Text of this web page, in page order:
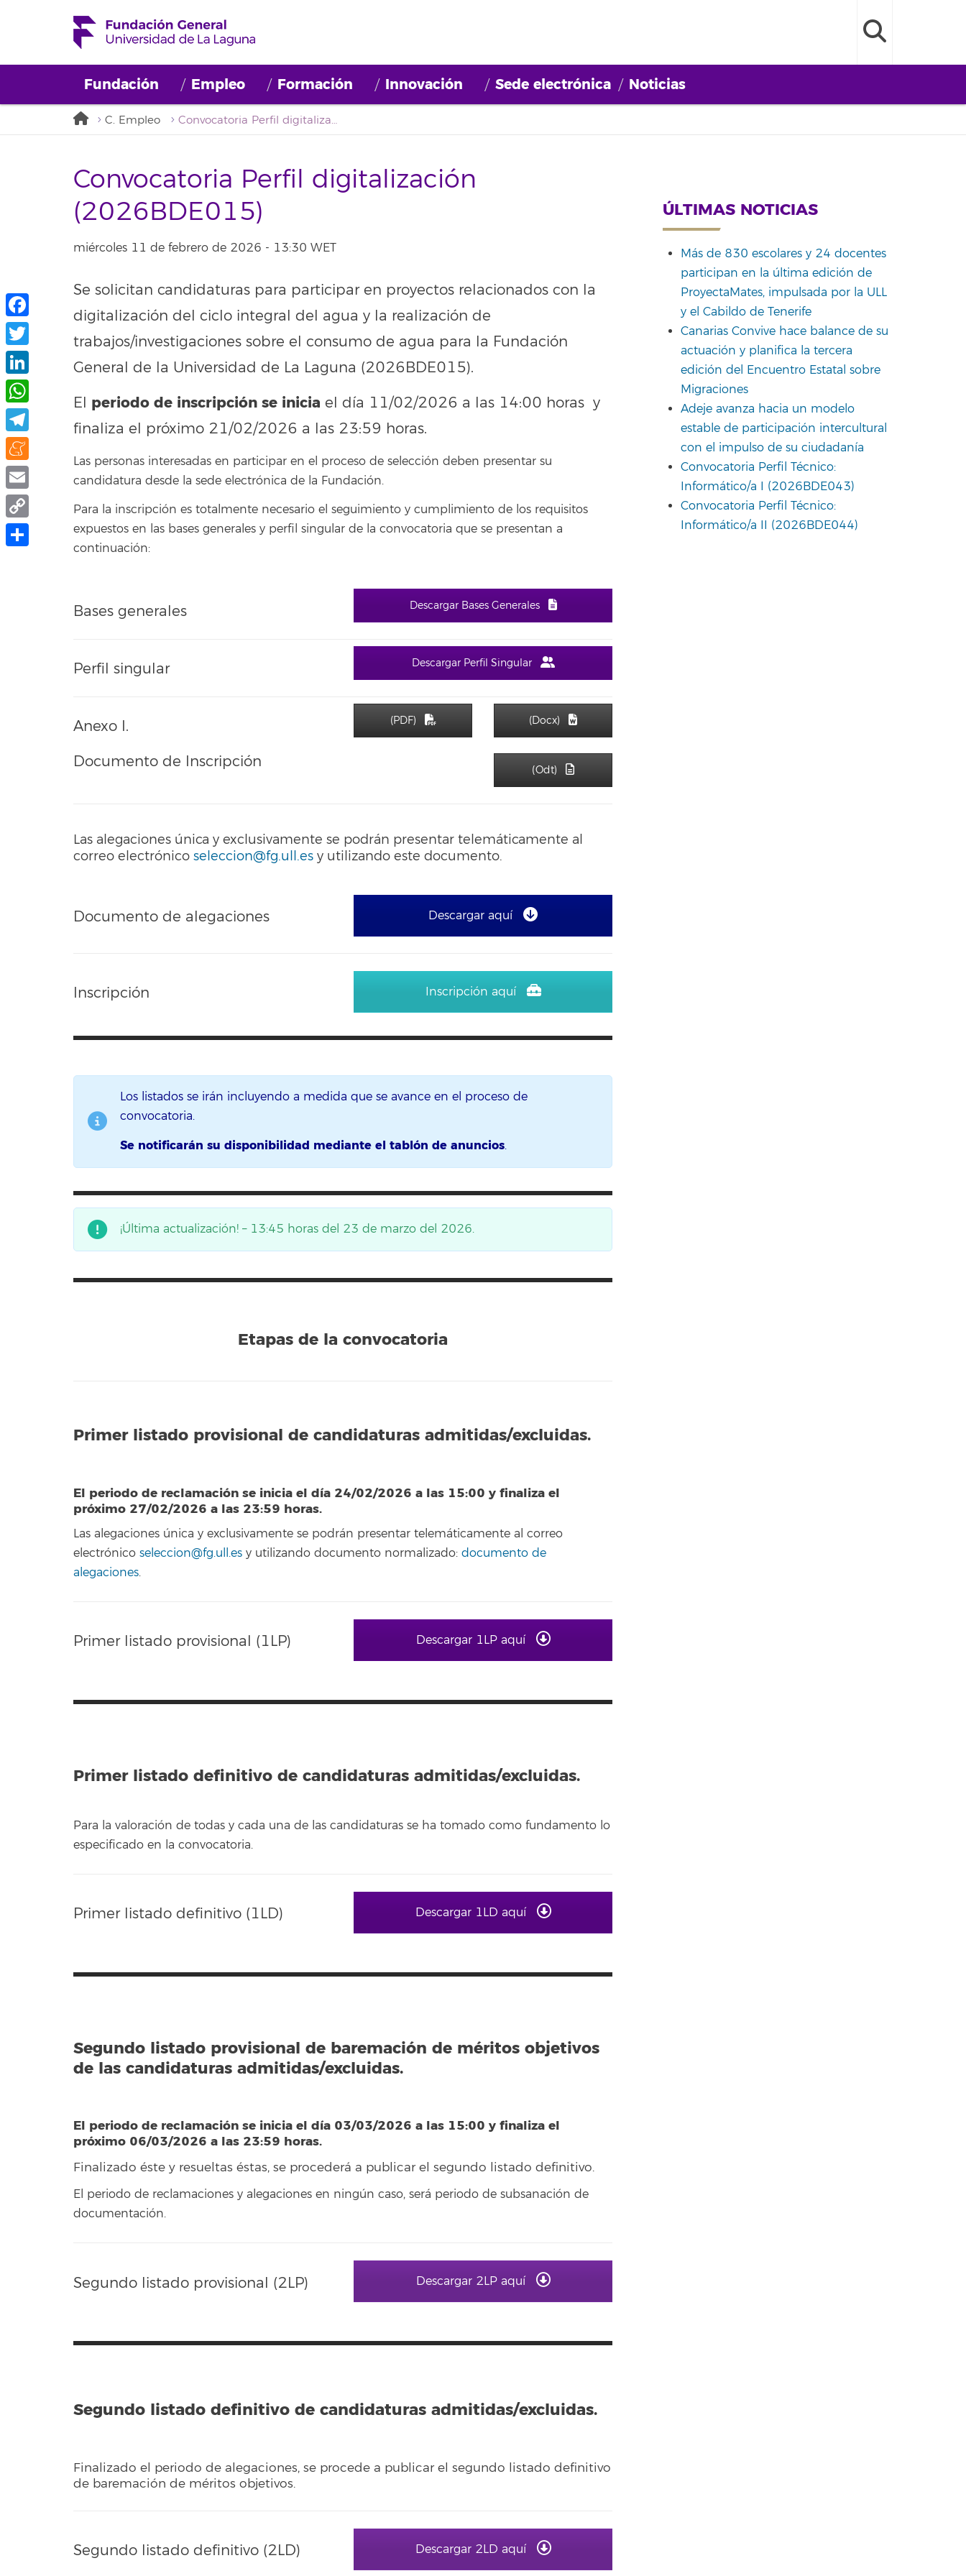
Fundación Empleo Formación Innovación Sede electrónica Noticias
C. Empleo Convocatoria Perfil digitalización (2026BDE015)
Convocatoria Perfil digitalización
(2026BDE015)
miércoles 11 de febrero de 2026 - 13:30 WET
Se solicitan candidaturas para participar en proyectos relacionados con la
digitalización del ciclo integral del agua y la realización de
trabajos/investigaciones sobre el consumo de agua para la Fundación
General de la Universidad de La Laguna (2026BDE015).
El periodo de inscripción se inicia el día 11/02/2026 a las 14:00 horas y
finaliza el próximo 21/02/2026 a las 23:59 horas.
Las personas interesadas en participar en el proceso de selección deben presentar su
candidatura desde la sede electrónica de la Fundación.
Para la inscripción es totalmente necesario el seguimiento y cumplimiento de los requisitos
expuestos en las bases generales y perfil singular de la convocatoria que se presentan a
continuación:
Bases generales Descargar Bases Generales
Perfil singular Descargar Perfil Singular
Anexo I.
Documento de Inscripción
(PDF) (Docx)
(Odt)
Las alegaciones única y exclusivamente se podrán presentar telemáticamente al
correo electrónico seleccion@fg.ull.es y utilizando este documento.
Documento de alegaciones Descargar aquí
Inscripción Inscripción aquí
Los listados se irán incluyendo a medida que se avance en el proceso de
convocatoria.
Se notificarán su disponibilidad mediante el tablón de anuncios.
¡Última actualización! – 13:45 horas del 23 de marzo del 2026.
Etapas de la convocatoria
Primer listado provisional de candidaturas admitidas/excluidas.
El periodo de reclamación se inicia el día 24/02/2026 a las 15:00 y finaliza el
próximo 27/02/2026 a las 23:59 horas.
Las alegaciones única y exclusivamente se podrán presentar telemáticamente al correo
electrónico seleccion@fg.ull.es y utilizando documento normalizado: documento de
alegaciones.
Primer listado provisional (1LP) Descargar 1LP aquí
Primer listado definitivo de candidaturas admitidas/excluidas.
Para la valoración de todas y cada una de las candidaturas se ha tomado como fundamento lo
especificado en la convocatoria.
Primer listado definitivo (1LD) Descargar 1LD aquí
Segundo listado provisional de baremación de méritos objetivos
de las candidaturas admitidas/excluidas.
El periodo de reclamación se inicia el día 03/03/2026 a las 15:00 y finaliza el
próximo 06/03/2026 a las 23:59 horas.
Finalizado éste y resueltas éstas, se procederá a publicar el segundo listado definitivo.
El periodo de reclamaciones y alegaciones en ningún caso, será periodo de subsanación de
documentación.
Segundo listado provisional (2LP) Descargar 2LP aquí
Segundo listado definitivo de candidaturas admitidas/excluidas.
Finalizado el periodo de alegaciones, se procede a publicar el segundo listado definitivo
de baremación de méritos objetivos.
Segundo listado definitivo (2LD) Descargar 2LD aquí
ÚLTIMAS NOTICIAS
Más de 830 escolares y 24 docentes
participan en la última edición de
ProyectaMates, impulsada por la ULL
y el Cabildo de Tenerife
Canarias Convive hace balance de su
actuación y planifica la tercera
edición del Encuentro Estatal sobre
Migraciones
Adeje avanza hacia un modelo
estable de participación intercultural
con el impulso de su ciudadanía
Convocatoria Perfil Técnico:
Informático/a I (2026BDE043)
Convocatoria Perfil Técnico:
Informático/a II (2026BDE044)
Facebook
Twitter
LinkedIn
WhatsApp
Telegram
Meneame
Email
Copy